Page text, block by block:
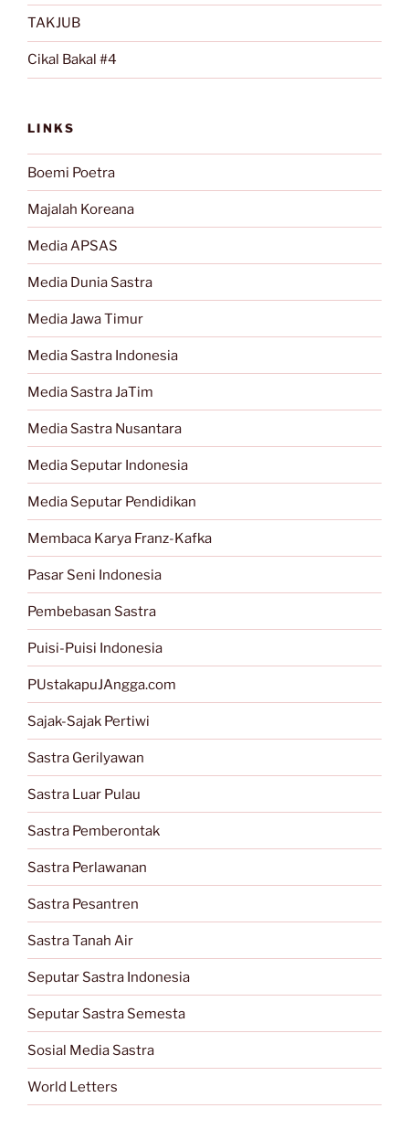
TAKJUB
Cikal Bakal #4
LINKS
Boemi Poetra
Majalah Koreana
Media APSAS
Media Dunia Sastra
Media Jawa Timur
Media Sastra Indonesia
Media Sastra JaTim
Media Sastra Nusantara
Media Seputar Indonesia
Media Seputar Pendidikan
Membaca Karya Franz-Kafka
Pasar Seni Indonesia
Pembebasan Sastra
Puisi-Puisi Indonesia
PUstakapuJAngga.com
Sajak-Sajak Pertiwi
Sastra Gerilyawan
Sastra Luar Pulau
Sastra Pemberontak
Sastra Perlawanan
Sastra Pesantren
Sastra Tanah Air
Seputar Sastra Indonesia
Seputar Sastra Semesta
Sosial Media Sastra
World Letters